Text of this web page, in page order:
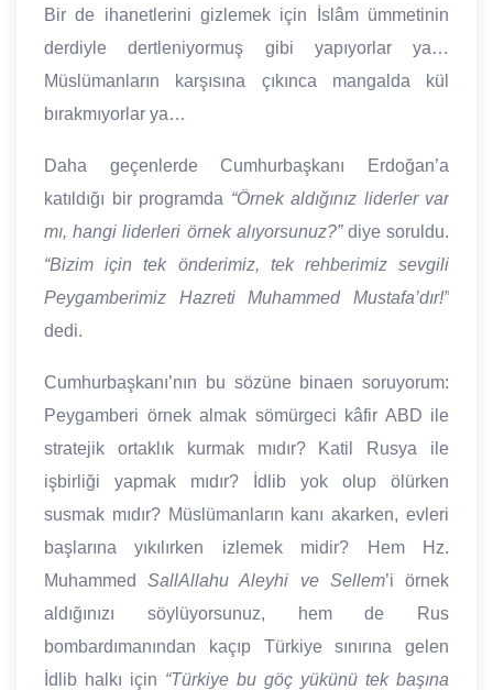
Bir de ihanetlerini gizlemek için İslâm ümmetinin
derdiyle dertleniyormuş gibi yapıyorlar ya…
Müslümanların karşısına çıkınca mangalda kül
bırakmıyorlar ya…
Daha geçenlerde Cumhurbaşkanı Erdoğan’a
katıldığı bir programda “Örnek aldığınız liderler var
mı, hangi liderleri örnek alıyorsunuz?” diye soruldu.
“Bizim için tek önderimiz, tek rehberimiz sevgili
Peygamberimiz Hazreti Muhammed Mustafa’dır!”
dedi.
Cumhurbaşkanı’nın bu sözüne binaen soruyorum:
Peygamberi örnek almak sömürgeci kâfir ABD ile
stratejik ortaklık kurmak mıdır? Katil Rusya ile
işbirliği yapmak mıdır? İdlib yok olup ölürken
susmak mıdır? Müslümanların kanı akarken, evleri
başlarına yıkılırken izlemek midir? Hem Hz.
MuhammedSallAllahu Aleyhi ve Sellem’i örnek
aldığınızı söylüyorsunuz, hem de Rus
bombardımanından kaçıp Türkiye sınırına gelen
İdlib halkı için “Türkiye bu göç yükünü tek başına